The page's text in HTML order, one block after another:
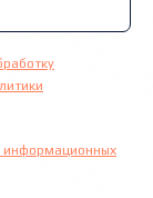
информационных